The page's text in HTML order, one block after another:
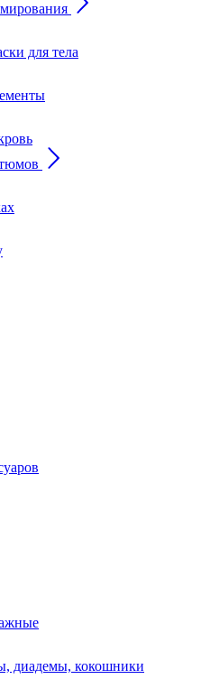
для тела
диадемы, кокошники